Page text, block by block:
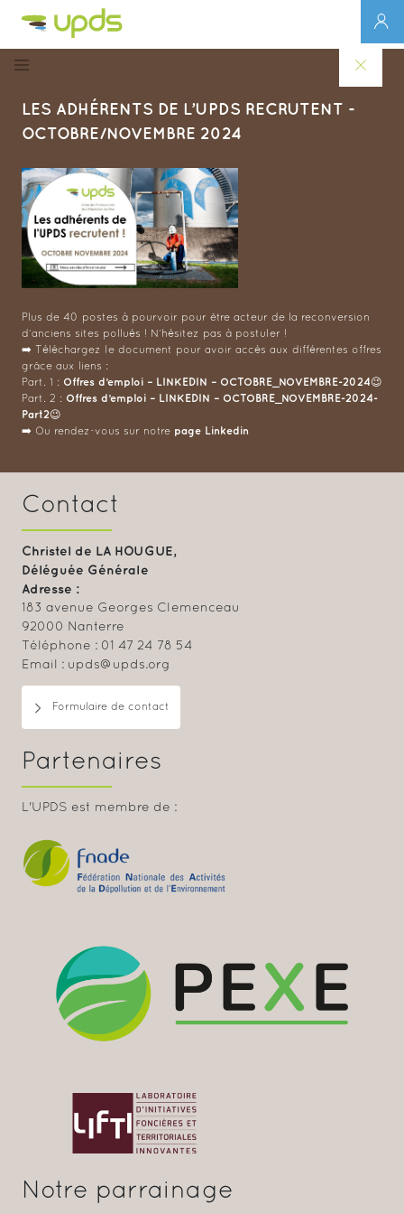
LES ADHÉRENTS DE L’UPDS RECRUTENT -
OCTOBRE/NOVEMBRE 2024
Plus de 40 postes à pourvoir pour être acteur de la reconversion
d’anciens sites pollués ! N’hésitez pas à postuler !
➡️ Téléchargez le document pour avoir accès aux différentes offres
grâce aux liens :
Part. 1 : Offres d’emploi – LINKEDIN – OCTOBRE_NOVEMBRE-2024 😉
Part. 2 : Offres d’emploi – LINKEDIN – OCTOBRE_NOVEMBRE-2024-
Part2😉
➡️ Ou rendez-vous sur notre page Linkedin
Contact
Christel de LA HOUGUE,
Déléguée Générale
Adresse :
183 avenue Georges Clemenceau
92000 Nanterre
Téléphone : 01 47 24 78 54
Email : upds@upds.org
Formulaire de contact
Partenaires
L'UPDS est membre de :
Notre parrainage